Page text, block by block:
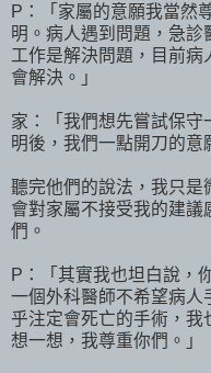
P：「家屬的意願我當然
明。病人遇到問題，急
工作是解決問題，目前病
會解決。」
家：「我們想先嘗試保守
明後，我們一點開刀的意
聽完他們的說法，我只是
會對家屬不接受我的建議
們。
P：「其實我也坦白說，
一個外科醫師不希望病人
乎注定會死亡的手術，我
想一想，我尊重你們。」